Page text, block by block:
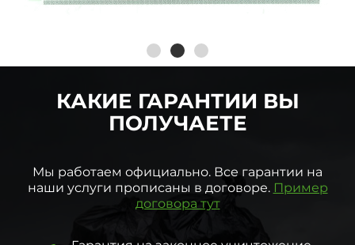
КАКИЕ ГАРАНТИИ ВЫ
ПОЛУЧАЕТЕ
Мы работаем официально. Все гарантии на
наши услуги прописаны в договоре. Пример
договора тут